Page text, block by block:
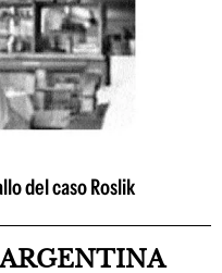
del caso Roslik